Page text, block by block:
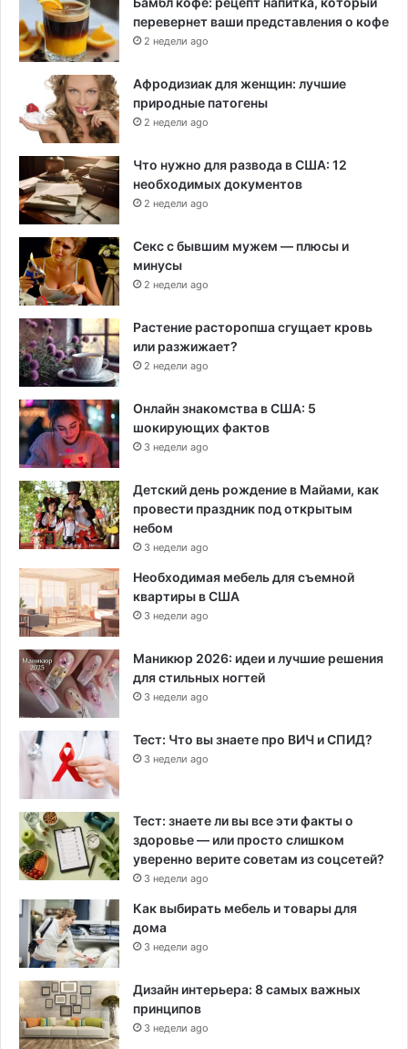
перевернет ваши представления о кофе
2 недели ago
Афродизиак для женщин: лучшие
природные патогены
2 недели ago
Что нужно для развода в США: 12
необходимых документов
2 недели ago
Секс с бывшим мужем — плюсы и
минусы
2 недели ago
Растение расторопша сгущает кровь
или разжижает?
2 недели ago
Онлайн знакомства в США: 5
шокирующих фактов
3 недели ago
Детский день рождение в Майами, как
провести праздник под открытым
небом
3 недели ago
Необходимая мебель для съемной
квартиры в США
3 недели ago
Маникюр 2026: идеи и лучшие решения
для стильных ногтей
3 недели ago
Тест: Что вы знаете про ВИЧ и СПИД?
3 недели ago
Тест: знаете ли вы все эти факты о
здоровье — или просто слишком
уверенно верите советам из соцсетей?
3 недели ago
Как выбирать мебель и товары для
дома
3 недели ago
Дизайн интерьера: 8 самых важных
принципов
3 недели ago